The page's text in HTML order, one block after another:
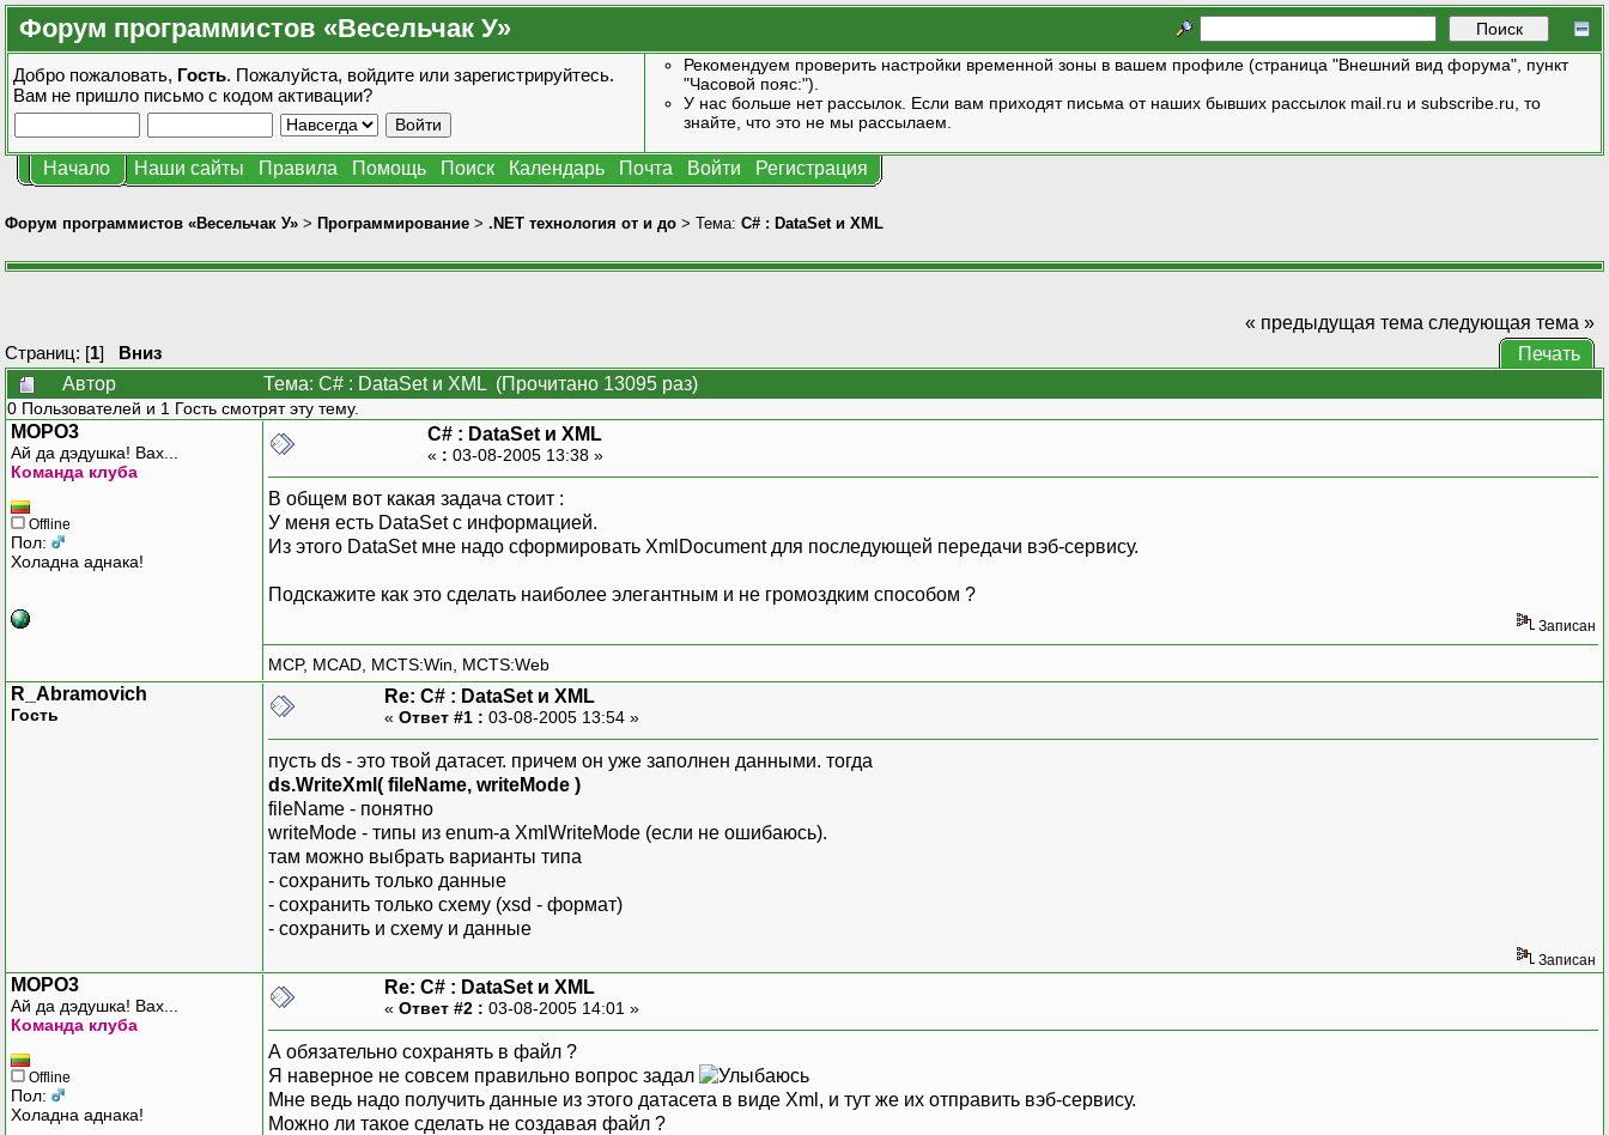
Форум программистов «Весельчак У»
Добро пожаловать, Гость. Пожалуйста, войдите или зарегистрируйтесь.
Вам не пришло письмо с кодом активации?
Рекомендуем проверить настройки временной зоны в вашем профиле (страница "Внешний вид форума", пункт
"Часовой пояс:").
У нас больше нет рассылок. Если вам приходят письма от наших бывших рассылок mail.ru и subscribe.ru, то
знайте, что это не мы рассылаем.
Начало Наши сайты Правила Помощь Поиск Календарь Почта Войти Регистрация
Форум программистов «Весельчак У» > Программирование > .NET технология от и до > Тема: С# : DataSet и XML
Страниц: [1] Вниз
« предыдущая тема следующая тема »
Печать
Автор
Тема: С# : DataSet и XML (Прочитано 13095 раз)
0 Пользователей и 1 Гость смотрят эту тему.
MOPO3
Ай да дэдушка! Вах...
Команда клуба
Offline
Пол:
Холадна аднака!
С# : DataSet и XML
« : 03-08-2005 13:38 »
В общем вот какая задача стоит :
У меня есть DataSet с информацией.
Из этого DataSet мне надо сформировать XmlDocument для последующей передачи вэб-сервису.
Подскажите как это сделать наиболее элегантным и не громоздким способом ?
Записан
MCP, MCAD, MCTS:Win, MCTS:Web
R_Abramovich
Гость
Re: С# : DataSet и XML
« Ответ #1 : 03-08-2005 13:54 »
пусть ds - это твой датасет. причем он уже заполнен данными. тогда
ds.WriteXml( fileName, writeMode )
fileName - понятно
writeMode - типы из enum-а XmlWriteMode (если не ошибаюсь).
там можно выбрать варианты типа
- сохранить только данные
- сохранить только схему (xsd - формат)
- сохранить и схему и данные
Записан
MOPO3
Ай да дэдушка! Вах...
Команда клуба
Offline
Пол:
Холадна аднака!
Re: С# : DataSet и XML
« Ответ #2 : 03-08-2005 14:01 »
А обязательно сохранять в файл ?
Я наверное не совсем правильно вопрос задал
Мне ведь надо получить данные из этого датасета в виде Xml, и тут же их отправить вэб-сервису.
Можно ли такое сделать не создавая файл ?